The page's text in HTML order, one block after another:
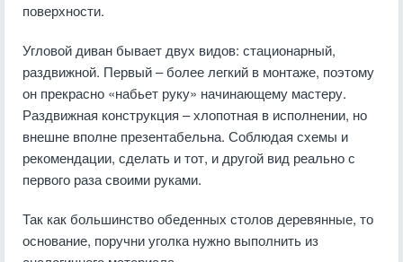
поверхности.
Угловой диван бывает двух видов: стационарный,
раздвижной. Первый – более легкий в монтаже, поэтому
он прекрасно «набьет руку» начинающему мастеру.
Раздвижная конструкция – хлопотная в исполнении, но
внешне вполне презентабельна. Соблюдая схемы и
рекомендации, сделать и тот, и другой вид реально с
первого раза своими руками.
Так как большинство обеденных столов деревянные, то
основание, поручни уголка нужно выполнить из